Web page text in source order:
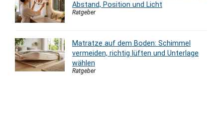
Abstand, Position und Licht
Ratgeber
Matratze auf dem Boden: Schimmel
vermeiden, richtig lüften und Unterlage
wählen
Ratgeber